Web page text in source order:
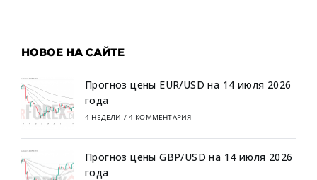
НОВОЕ НА САЙТЕ
Прогноз цены EUR/USD на 14 июля 2026
года
4 НЕДЕЛИ / 4 КОММЕНТАРИЯ
Прогноз цены GBP/USD на 14 июля 2026
года